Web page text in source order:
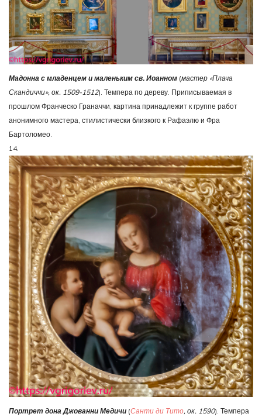
Мадонна с младенцем и маленьким св. Иоанном (мастер «Плача
Скандиччи», ок. 1509-1512). Темпера по дереву. Приписываемая в
прошлом Франческо Граначчи, картина принадлежит к группе работ
анонимного мастера, стилистически близкого к Рафаэлю и Фра
Бартоломео.
14.
Портрет дона Джованни Медичи (Санти ди Тито, ок. 1590). Темпера